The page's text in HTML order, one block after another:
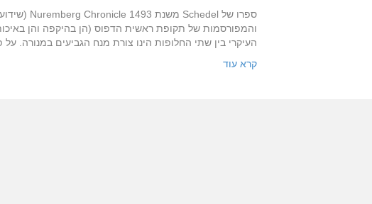
והמפורסמות של תקופת ראשית הדפוס (הן בהיקפה והן
העיקרי בין שתי החלופות הינו צורת מנח הגביעים במנורה.
קרא עוד